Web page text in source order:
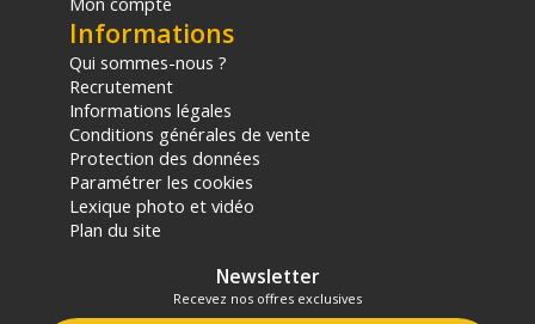
Informations
Qui sommes-nous ?
Recrutement
Informations légales
Conditions générales de vente
Protection des données
Paramétrer les cookies
Lexique photo et vidéo
Plan du site
Newsletter
Recevez nos offres exclusives